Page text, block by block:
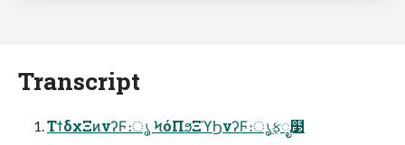
Transcript
ΤϯδχΞͷνʔϜ։ൃ ϞόΠϧΞϓϦνʔϜ։ൃ࣮ફೖ໳